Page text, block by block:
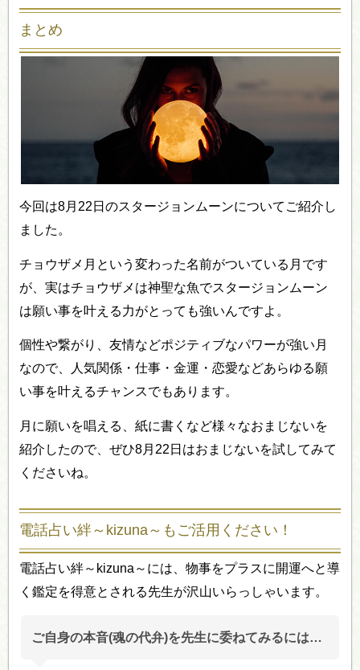
まとめ
今回は8月22日のスタージョンムーンについてご紹介し
ました。
チョウザメ月という変わった名前がついている月です
が、実はチョウザメは神聖な魚でスタージョンムーン
は願い事を叶える力がとっても強いんですよ。
個性や繋がり、友情などポジティブなパワーが強い月
なので、人気関係・仕事・金運・恋愛などあらゆる願
い事を叶えるチャンスでもあります。
月に願いを唱える、紙に書くなど様々なおまじないを
紹介したので、ぜひ8月22日はおまじないを試してみて
くださいね。
電話占い絆～kizuna～もご活用ください！
電話占い絆～kizuna～には、物事をプラスに開運へと導
く鑑定を得意とされる先生が沢山いらっしゃいます。
ご自身の本音(魂の代弁)を先生に委ねてみるには…